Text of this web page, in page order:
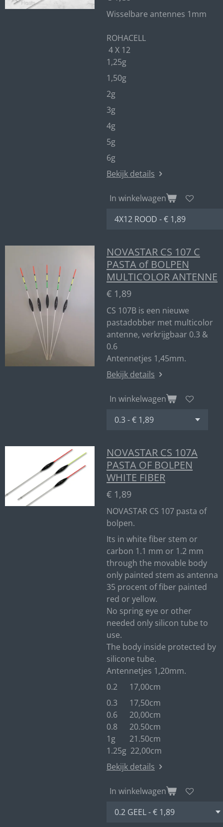
Wisselbare antennes 1mm
ROHACELL
4 X 12
1,25g
1,50g
2g
3g
4g
5g
6g
Bekijk details
In winkelwagen
NOVASTAR CS 107 C
PASTA of BOLPEN
MULTICOLOR ANTENNE
€ 1,89
CS 107B is een nieuwe
pastadobber met multicolor
antenne, verkrijgbaar 0.3 &
0.6
Antennetjes 1,45mm.
Bekijk details
In winkelwagen
NOVASTAR CS 107A
PASTA OF BOLPEN
WHITE FIBER
€ 1,89
NOVASTAR CS 107 pasta of
bolpen.
Its in white fiber stem or
carbon 1.1 mm or 1.2 mm
through the movable body
only painted stem as antenna
35 procent of fiber painted
red or yellow.
No spring eye or other
needed only silicon tube to
use.
The body inside protected by
silicone tube.
Antennetjes 1,20mm.
0.2 17,00cm
0.3 17,50cm
0.6 20,00cm
0.8 20.50cm
1g 21.50cm
1.25g 22,00cm
Bekijk details
In winkelwagen